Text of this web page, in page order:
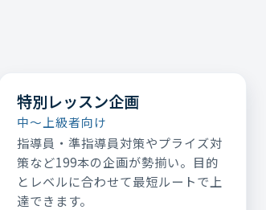
特別レッスン企画
中～上級者向け
指導員・準指導員対策やプライズ対
策など199本の企画が勢揃い。目的
とレベルに合わせて最短ルートで上
達できます。